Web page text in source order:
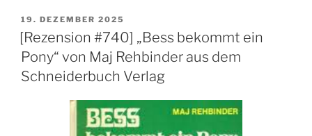
VERÖFFENTLICHT
AM
19. DEZEMBER 2025
[Rezension #740] „Bess bekommt ein
Pony“ von Maj Rehbinder aus dem
Schneiderbuch Verlag